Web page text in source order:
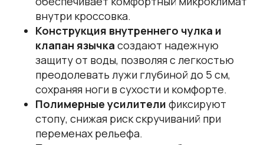
внутри кроссовка.
Конструкция внутреннего чулка и
клапан язычка создают надежную
защиту от воды, позволяя с легкостью
преодолевать лужи глубиной до 5 см,
сохраняя ноги в сухости и комфорте.
Полимерные усилители фиксируют
стопу, снижая риск скручиваний при
переменах рельефа.